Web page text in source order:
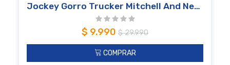
Jockey Gorro Trucker Mitchell And Ness Brand Big Face
$ 9.990 $29.990
COMPRAR